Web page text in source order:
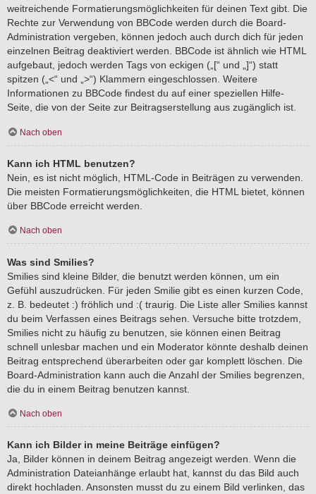
weitreichende Formatierungsmöglichkeiten für deinen Text gibt. Die
Rechte zur Verwendung von BBCode werden durch die Board-
Administration vergeben, können jedoch auch durch dich für jeden
einzelnen Beitrag deaktiviert werden. BBCode ist ähnlich wie HTML
aufgebaut, jedoch werden Tags von eckigen („[“ und „]“) statt
spitzen („<“ und „>“) Klammern eingeschlossen. Weitere
Informationen zu BBCode findest du auf einer speziellen Hilfe-
Seite, die von der Seite zur Beitragserstellung aus zugänglich ist.
Nach oben
Kann ich HTML benutzen?
Nein, es ist nicht möglich, HTML-Code in Beiträgen zu verwenden.
Die meisten Formatierungsmöglichkeiten, die HTML bietet, können
über BBCode erreicht werden.
Nach oben
Was sind Smilies?
Smilies sind kleine Bilder, die benutzt werden können, um ein
Gefühl auszudrücken. Für jeden Smilie gibt es einen kurzen Code,
z. B. bedeutet :) fröhlich und :( traurig. Die Liste aller Smilies kannst
du beim Verfassen eines Beitrags sehen. Versuche bitte trotzdem,
Smilies nicht zu häufig zu benutzen, sie können einen Beitrag
schnell unlesbar machen und ein Moderator könnte deshalb deinen
Beitrag entsprechend überarbeiten oder gar komplett löschen. Die
Board-Administration kann auch die Anzahl der Smilies begrenzen,
die du in einem Beitrag benutzen kannst.
Nach oben
Kann ich Bilder in meine Beiträge einfügen?
Ja, Bilder können in deinem Beitrag angezeigt werden. Wenn die
Administration Dateianhänge erlaubt hat, kannst du das Bild auch
direkt hochladen. Ansonsten musst du zu einem Bild verlinken, das